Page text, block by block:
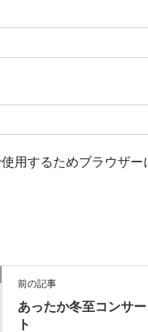
用するためブラウザ
前の記事
あったか冬至コンサー
ト